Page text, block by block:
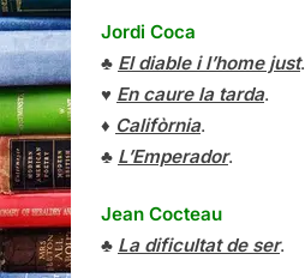
Jordi Coca
♣ El diable i l’home just.
♥ En caure la tarda.
♦ Califòrnia.
♣ L’Emperador.
Jean Cocteau
♣ La dificultat de ser.